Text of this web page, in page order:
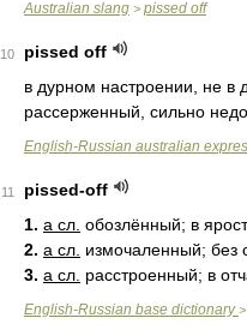
Australian slang > pissed off
10
pissed off
в дурном настроении, не в
рассерженный, сильно
English-Russian australian
11
pissed-off
1. a сл. обозлённый; в
2. a сл. измочаленный; без
3. a сл. расстроенный; в
English-Russian base dictionary>